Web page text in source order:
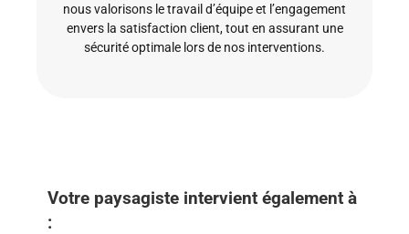
nous valorisons le travail d’équipe et l’engagement
envers la satisfaction client, tout en assurant une
sécurité optimale lors de nos interventions.
Votre paysagiste intervient également à
: